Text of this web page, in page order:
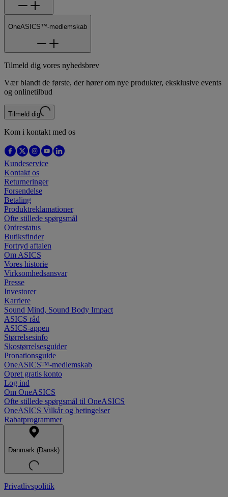
OneASICS™-medlemskab
Tilmeld dig vores nyhedsbrev
Vær blandt de første, der hører om nye produkter, eksklusive events
og onlinetilbud
Tilmeld dig
Kom i kontakt med os
Kundeservice
Kontakt os
Returneringer
Forsendelse
Betaling
Produktreklamationer
Ofte stillede spørgsmål
Ordrestatus
Butiksfinder
Fortryd aftalen
Om ASICS
Vores historie
Virksomhedsansvar
Presse
Investorer
Karriere
Sound Mind, Sound Body Impact
ASICS råd
ASICS-appen
Størrelsesinfo
Skostørrelsesguider
Pronationsguide
OneASICS™-medlemskab
Opret gratis konto
Log ind
Om OneASICS
Ofte stillede spørgsmål til OneASICS
OneASICS Vilkår og betingelser
Rabatprogrammer
Danmark (Dansk)
Privatlivspolitik